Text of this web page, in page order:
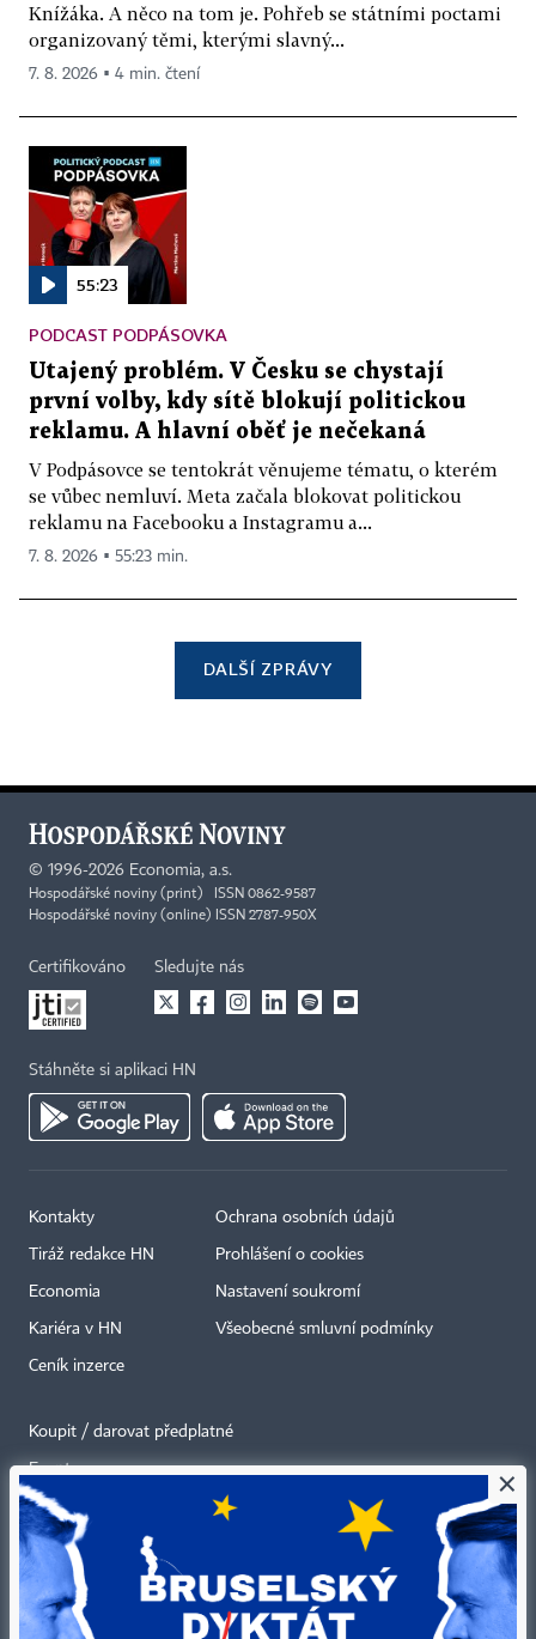
Knížáka. A něco na tom je. Pohřeb se státními poctami
organizovaný těmi, kterými slavný...
7. 8. 2026 ▪ 4 min. čtení
55:23
PODCAST PODPÁSOVKA
Utajený problém. V Česku se chystají
první volby, kdy sítě blokují politickou
reklamu. A hlavní oběť je nečekaná
V Podpásovce se tentokrát věnujeme tématu, o kterém
se vůbec nemluví. Meta začala blokovat politickou
reklamu na Facebooku a Instagramu a...
7. 8. 2026 ▪ 55:23 min.
DALŠÍ ZPRÁVY
© 1996-2026 Economia, a.s.
Hospodářské noviny (print) ISSN 0862-9587
Hospodářské noviny (online) ISSN 2787-950X
Certifikováno Sledujte nás
Stáhněte si aplikaci HN
Kontakty
Tiráž redakce HN
Economia
Kariéra v HN
Ceník inzerce
Ochrana osobních údajů
Prohlášení o cookies
Nastavení soukromí
Všeobecné smluvní podmínky
Koupit / darovat předplatné
Eventy
Newslettery
RSS kanály
Autorská práva vykonává vydavatel. Bez písemného svolení vydavatele je
×